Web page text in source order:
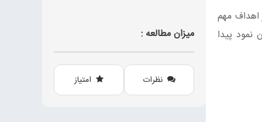
اهداف مهم
پیدا
میزان مطالعه :
نظرات امتیاز